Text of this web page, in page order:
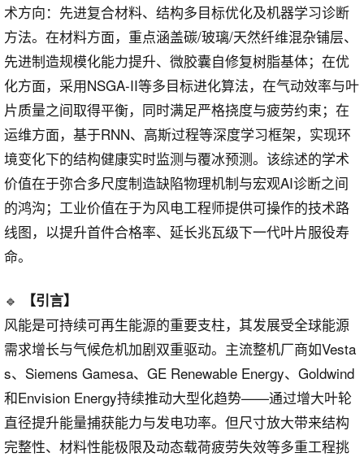
术方向：先进复合材料、结构多目标优化及机器学习诊断
方法。在材料方面，重点涵盖碳/玻璃/天然纤维混杂铺层、
先进制造规模化能力提升、微胶囊自修复树脂基体；在优
化方面，采用NSGA-II等多目标进化算法，在气动效率与叶
片质量之间取得平衡，同时满足严格挠度与疲劳约束；在
运维方面，基于RNN、高斯过程等深度学习框架，实现环
境变化下的结构健康实时监测与覆冰预测。该综述的学术
价值在于弥合多尺度制造缺陷物理机制与宏观AI诊断之间
的鸿沟；工业价值在于为风电工程师提供可操作的技术路
线图，以提升首件合格率、延长兆瓦级下一代叶片服役寿
命。
🔹 【引言】
风能是可持续可再生能源的重要支柱，其发展受全球能源
需求增长与气候危机加剧双重驱动。主流整机厂商如Vesta
s、Siemens Gamesa、GE Renewable Energy、Goldwind
和Envision Energy持续推动大型化趋势——通过增大叶轮
直径提升能量捕获能力与发电功率。但尺寸放大带来结构
完整性、材料性能极限及动态载荷疲劳失效等多重工程挑